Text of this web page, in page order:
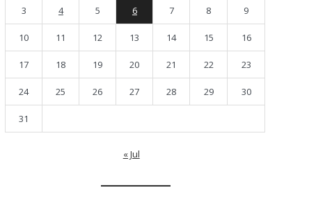
3 4 5 6 7 8 9
10 11 12 13 14 15 16
17 18 19 20 21 22 23
24 25 26 27 28 29 30
31
« Jul